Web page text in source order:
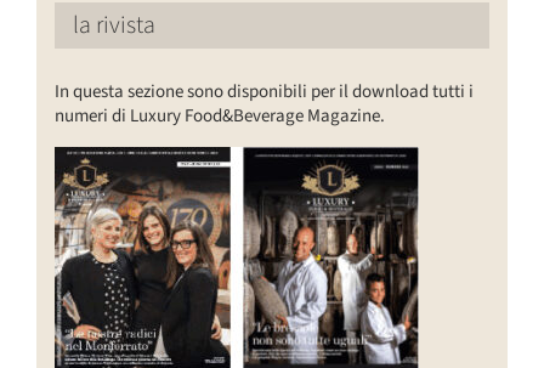
la rivista
In questa sezione sono disponibili per il download tutti i
numeri di Luxury Food&Beverage Magazine.